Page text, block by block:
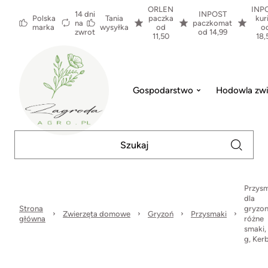
Polska
marka
14 dni
na
zwrot
Tania
wysyłka
ORLEN
paczka
od
11,50
INPOST
paczkomat
od 14,99
Gospodarstwo Hodowla
Strona
główna
Zwierzęta domowe Gryzoń Przysmaki
dla
różne
smaki,
g,